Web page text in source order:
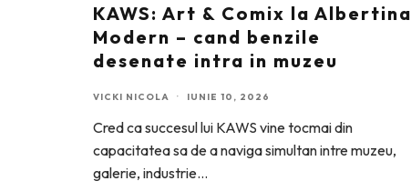
KAWS: Art & Comix la Albertina
Modern – cand benzile
desenate intra in muzeu
VICKI NICOLA · IUNIE 10, 2026
Cred ca succesul lui KAWS vine tocmai din
capacitatea sa de a naviga simultan intre muzeu,
galerie, industrie...